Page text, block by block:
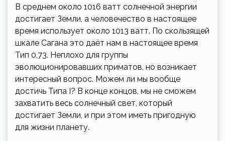
В среднем около 1016 ватт солнечной энергии
достигает Земли, а человечество в настоящее
время использует около 1013 ватт. По скользящей
шкале Сагана это даёт нам в настоящее время
Тип 0,73. Неплохо для группы
эволюционировавших приматов, но возникает
интересный вопрос. Можем ли мы вообще
достичь Типа I? В конце концов, мы не сможем
захватить весь солнечный свет, который
достигает Земли, и при этом иметь пригодную
для жизни планету.